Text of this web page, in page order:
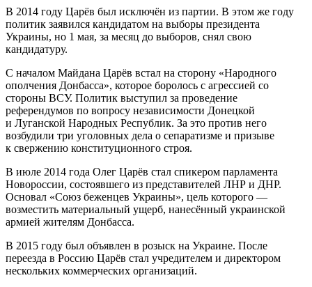
В 2014 году Царёв был исключён из партии. В этом же году
политик заявился кандидатом на выборы президента
Украины, но 1 мая, за месяц до выборов, снял свою
кандидатуру.
С началом Майдана Царёв встал на сторону «Народного
ополчения Донбасса», которое боролось с агрессией со
стороны ВСУ. Политик выступил за проведение
референдумов по вопросу независимости Донецкой
и Луганской Народных Республик. За это против него
возбудили три уголовных дела о сепаратизме и призыве
к свержению конституционного строя.
В июле 2014 года Олег Царёв стал спикером парламента
Новороссии, состоявшего из представителей ЛНР и ДНР.
Основал «Союз беженцев Украины», цель которого —
возместить материальный ущерб, нанесённый украинской
армией жителям Донбасса.
В 2015 году был объявлен в розыск на Украине. После
переезда в Россию Царёв стал учредителем и директором
нескольких коммерческих организаций.